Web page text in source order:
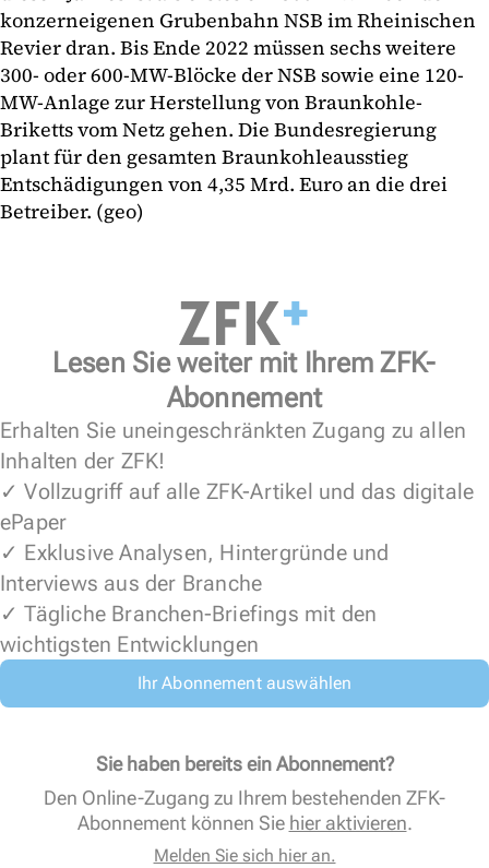
konzerneigenen Grubenbahn NSB im Rheinischen
Revier dran. Bis Ende 2022 müssen sechs weitere
300- oder 600-MW-Blöcke der NSB sowie eine 120-
MW-Anlage zur Herstellung von Braunkohle-
Briketts vom Netz gehen. Die Bundesregierung
plant für den gesamten Braunkohleausstieg
Entschädigungen von 4,35 Mrd. Euro an die drei
Betreiber. (geo)
Lesen Sie weiter mit Ihrem ZFK-
Abonnement
Erhalten Sie uneingeschränkten Zugang zu allen
Inhalten der ZFK!
✓ Vollzugriff auf alle ZFK-Artikel und das digitale
ePaper
✓ Exklusive Analysen, Hintergründe und
Interviews aus der Branche
✓ Tägliche Branchen-Briefings mit den
wichtigsten Entwicklungen
Ihr Abonnement auswählen
Sie haben bereits ein Abonnement?
Den Online-Zugang zu Ihrem bestehenden ZFK-
Abonnement können Sie hier aktivieren.
Melden Sie sich hier an.